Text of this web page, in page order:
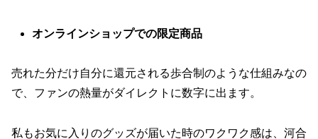
オンラインショップでの限定商品
売れた分だけ自分に還元される歩合制のような仕組みなの
で、ファンの熱量がダイレクトに数字に出ます。
私もお気に入りのグッズが届いた時のワクワク感は、河合